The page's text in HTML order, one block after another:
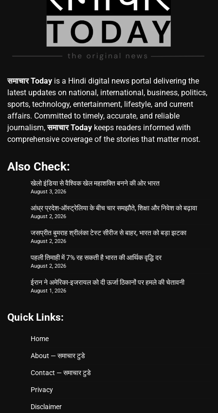
समाचार Today is a Hindi digital news portal delivering the
latest updates on national, international, business, politics,
sports, technology, entertainment, lifestyle, and current
affairs. Committed to timely, accurate, and reliable
journalism,समाचार Today keeps readers informed with
comprehensive coverage of the stories that matter most.
Also Check:
खेलो इंडिया से वैश्विक खेल महाशक्ति बनने की ओर भारत
August 3, 2026
आंध्र प्रदेश-ऑस्ट्रेलिया के बीच चार समझौते, शिक्षा और निवेश को बढ़ावा
August 2, 2026
जसप्रीत बुमराह श्रीलंका टेस्ट सीरीज से बाहर, भारत को बड़ा झटका
August 2, 2026
पहली तिमाही में 7% रह सकती है भारत की आर्थिक वृद्धि दर
August 2, 2026
ईरान ने अमेरिका-इजरायल को दी ऊर्जा ठिकानों पर हमले की चेतावनी
August 1, 2026
Quick Links:
Home
About — समाचार टुडे
Contact — समाचार टुडे
Privacy
Disclaimer